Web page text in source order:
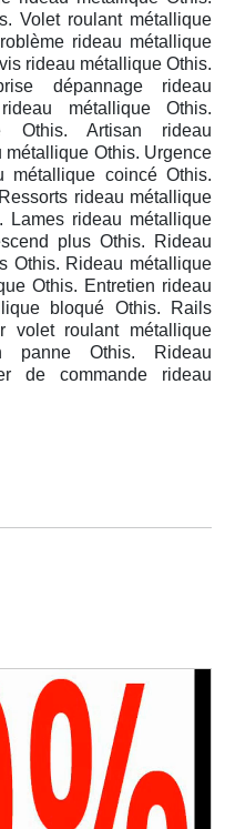
Volet roulant métallique
rideau métallique
rideau métallique Othis.
dépannage rideau
métallique Othis.
Othis. Artisan rideau
Othis. Urgence
métallique coincé Othis.
rideau métallique
Lames rideau métallique
plus Othis. Rideau
Othis. Rideau métallique
Othis. Entretien rideau
bloqué Othis. Rails
volet roulant métallique
panne Othis. Rideau
de commande rideau